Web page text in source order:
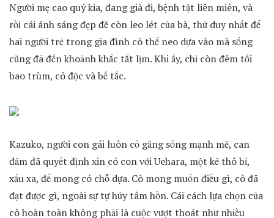
Người mẹ cao quý kia, đang già đi, bệnh tật liên miên, và
rồi cái ánh sáng đẹp đẽ còn leo lét của bà, thứ duy nhất để
hai người trẻ trong gia đình có thể neo dựa vào mà sống
cũng đã đến khoảnh khắc tắt lịm. Khi ấy, chỉ còn đêm tối
bao trùm, cô độc và bế tắc.
Kazuko, người con gái luôn cố gắng sống mạnh mẽ, can
đảm đã quyết định xin có con với Uehara, một kẻ thô bỉ,
xấu xa, để mong có chỗ dựa. Cô mong muốn điều gì, cô đã
đạt được gì, ngoài sự tự hủy tâm hồn. Cái cách lựa chọn của
cô hoàn toàn không phải là cuộc vượt thoát như nhiều